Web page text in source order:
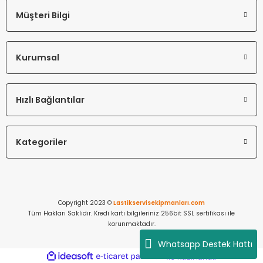
Whatsapp Destek Hattı
Müşteri Bilgi
Kurumsal
Hızlı Bağlantılar
Kategoriler
Copyright 2023 © Lastikservisekipmanları.com
Tüm Hakları Saklıdır. Kredi kartı bilgileriniz 256bit SSL sertifikası ile
korunmaktadır.
ideasoft